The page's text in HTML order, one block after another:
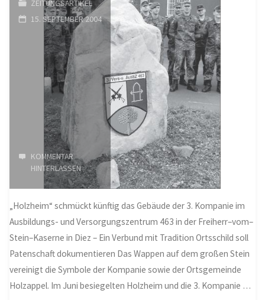
gefeiert"
ZEITUNGSARTIKEL
15. SEPTEMBER 2004
KOMMENTAR
HINTERLASSEN
„Holzheim“ schmückt künftig das Gebäude der 3. Kompanie im
Ausbildungs- und Versorgungszentrum 463 in der Freiherr–vom–
Stein–Kaserne in Diez – Ein Verbund mit Tradition Ortsschild soll
Patenschaft dokumentieren Das Wappen auf dem großen Stein
vereinigt die Symbole der Kompanie sowie der Ortsgemeinde
Holzappel. Im Juni besiegelten Holzheim und die 3. Kompanie …